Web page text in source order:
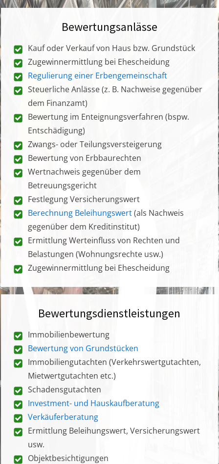
Bewertungsanlässe
Kauf oder Verkauf von Haus bzw. Grundstück
Zugewinnermittlung bei Ehescheidung
Regulierung einer Erbengemeinschaft
Steuerliche Anlässe (z. B. Nachweise gegenüber
dem Finanzamt)
Bewertung im Enteignungsverfahren (bspw.
Entschädigung)
Zwangs- oder Teilungsversteigerung
Bewertung von Erbbaurechten
Wertnachweis gegenüber dem
Betreuungsgericht
Festlegung Versicherungswert
Berechnung Beleihungswert(als Nachweis
gegenüber dem Kreditinstitut)
Ermittlung Werteinfluss von Rechten und
Belastungen (Wohnungsrechte usw.)
Zugewinnermittlung bei Ehescheidung
Bewertungsdienstleistungen
Immobilienbewertung
Bewertung von Grundstücken
Immobiliengutachten (Verkehrswertgutachten,
Mietwertgutachten etc.)
Schadensgutachten
Investment- und Hauskaufberatung
Verkäuferberatung
Ermittlung Beleihungswert, Versicherungswert
usw.
Objektbesichtigungen